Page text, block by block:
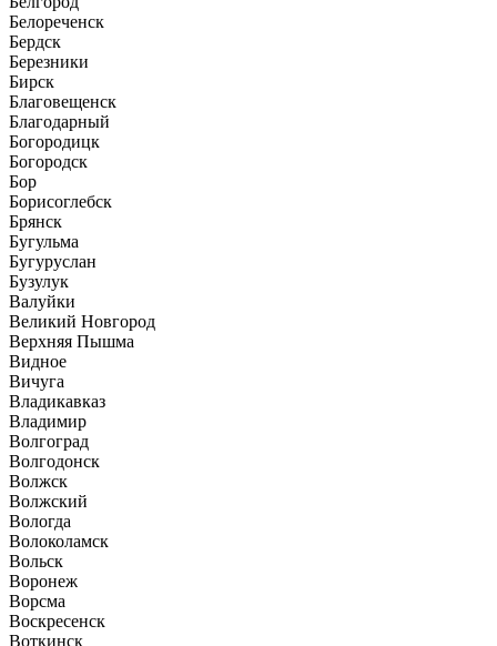
Белореченск
Бердск
Березники
Бирск
Благовещенск
Благодарный
Богородицк
Богородск
Бор
Борисоглебск
Брянск
Бугульма
Бугуруслан
Бузулук
Валуйки
Великий Новгород
Верхняя Пышма
Видное
Вичуга
Владикавказ
Владимир
Волгоград
Волгодонск
Волжск
Волжский
Вологда
Волоколамск
Вольск
Воронеж
Ворсма
Воскресенск
Воткинск